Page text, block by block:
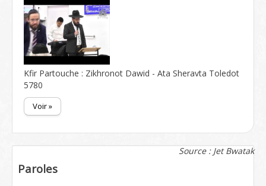
Kfir Partouche : Zikhronot Dawid - Ata Sheravta Toledot
5780
Voir »
Source : Jet Bwatak
Paroles